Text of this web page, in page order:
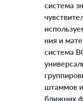
система
ния и
система
штаммов
ближних